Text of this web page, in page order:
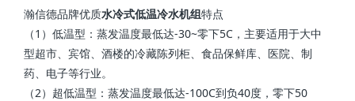
瀚信德品牌优质水冷式低温冷水机组特点
（1）低温型：蒸发温度最低达-30~零下5C，主要适用于大中
型超市、宾馆、酒楼的冷藏陈列柜、食品保鲜库、医院、制
药、电子等行业。
（2）超低温型：蒸发温度最低达-100C到负40度，零下50